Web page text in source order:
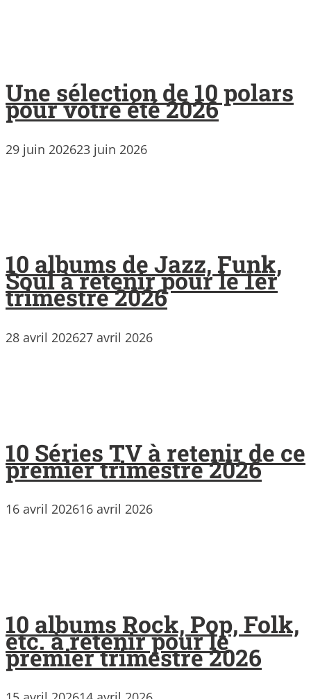
Une sélection de 10 polars
pour votre été 2026
29 juin 202623 juin 2026
10 albums de Jazz, Funk,
Soul à retenir pour le 1er
trimestre 2026
28 avril 202627 avril 2026
10 Séries TV à retenir de ce
premier trimestre 2026
16 avril 202616 avril 2026
10 albums Rock, Pop, Folk,
etc. à retenir pour le
premier trimestre 2026